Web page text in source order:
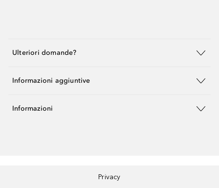
Ulteriori domande?
Informazioni aggiuntive
Informazioni
Privacy